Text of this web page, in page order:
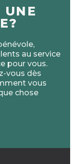
UNE
au service
pour vous.
vous dès
vous
chose